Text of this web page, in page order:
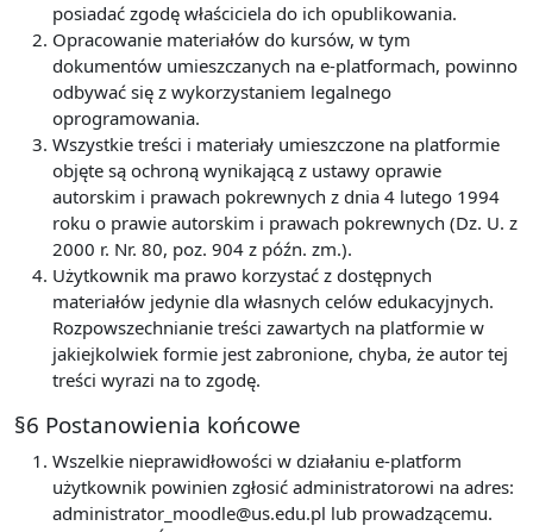
posiadać zgodę właściciela do ich opublikowania.
Opracowanie materiałów do kursów, w tym
dokumentów umieszczanych na e-platformach, powinno
odbywać się z wykorzystaniem legalnego
oprogramowania.
Wszystkie treści i materiały umieszczone na platformie
objęte są ochroną wynikającą z ustawy oprawie
autorskim i prawach pokrewnych z dnia 4 lutego 1994
roku o prawie autorskim i prawach pokrewnych (Dz. U. z
2000 r. Nr. 80, poz. 904 z późn. zm.).
Użytkownik ma prawo korzystać z dostępnych
materiałów jedynie dla własnych celów edukacyjnych.
Rozpowszechnianie treści zawartych na platformie w
jakiejkolwiek formie jest zabronione, chyba, że autor tej
treści wyrazi na to zgodę.
§6 Postanowienia końcowe
Wszelkie nieprawidłowości w działaniu e-platform
użytkownik powinien zgłosić administratorowi na adres:
administrator_moodle@us.edu.pl lub prowadzącemu.